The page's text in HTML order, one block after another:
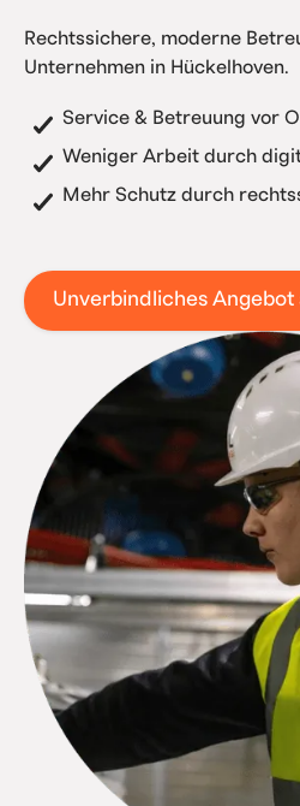
Rechtssichere, moderne
Unternehmen in Hückelhoven.
Service & Betreuung vor
Weniger Arbeit durch
Mehr Schutz durch
Unverbindliches